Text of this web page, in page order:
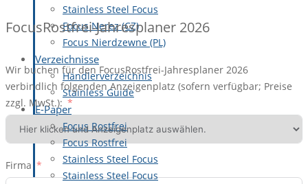
Stainless Steel Focus
Focus Nerez (CZ)
Focus Nierdzewne (PL)
Verzeichnisse
Händlerverzeichnis
Stainless Guide
E-Paper
Focus Rostfrei
Focus Rostfrei
Stainless Steel Focus
Stainless Steel Focus
FocusRostfrei-Jahresplaner 2026
Wir buchen für den FocusRostfrei-Jahresplaner 2026
verbindlich folgenden Anzeigenplatz (sofern verfügbar; Preise
zzgl. MwSt.):
Firma